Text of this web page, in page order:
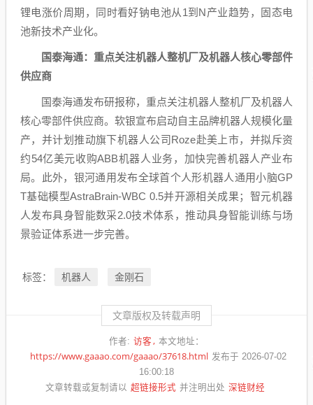
锂电涨价周期，同时看好钠电池从1到N产业趋势，
固态电
池新技术产业化。
国泰海通：重点关注机器人整机厂及机器人核心零部件
供应商
国泰海通发布研报称，重点关注机器人整机厂及机器人
核心零部件供应商。软银宣布启动自主品牌机器人规模化量
产，并计划推动旗下机器人公司Roze赴美上市，并拟斥资
约54亿美元收购ABB机器人业务，加快完善机器人产业布
局。此外，银河通用发布全球首个人形机器人通用小脑GP
T基础模型AstraBrain-WBC 0.5并开源相关成果；智元机器
人发布具身智能数采2.0技术体系，推动具身智能训练与场
景验证体系进一步完善。
标签： 机器人 金刚石
文章版权及转载声明
作者: 访客 本文地址：
https://www.gaaao.com/gaaao/37618.html 发布于 2026-07-02
16:00:18
文章转载或复制请以 超链接形式 并注明出处 深链财经